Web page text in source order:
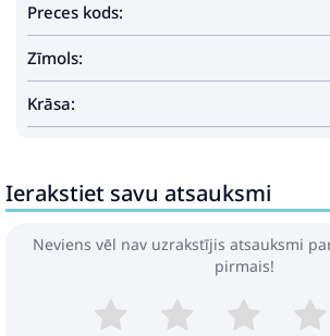
Ladder: No
Delivery Contains: 5-piece
Assembly Required: Yes
Recommended Number of
Assembly: 2
Preces kods:
Zīmols:
Krāsa:
Ierakstiet savu atsauksmi
Neviens vēl nav uzrakstījis atsauksmi
pirmais!